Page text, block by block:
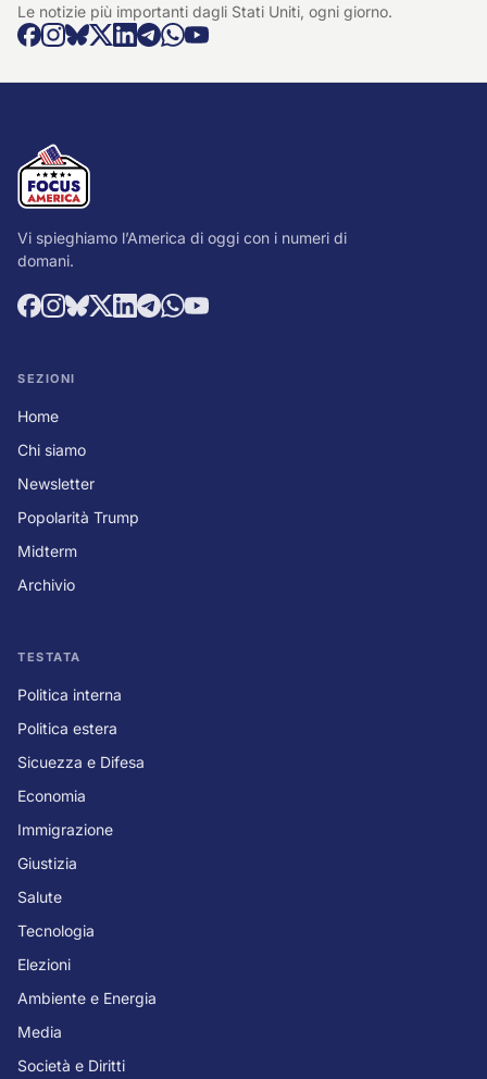
Le notizie più importanti dagli Stati Uniti, ogni giorno.
Vi spieghiamo l’America di oggi con i numeri di
domani.
SEZIONI
Home
Chi siamo
Newsletter
Popolarità Trump
Midterm
Archivio
TESTATA
Politica interna
Politica estera
Sicuezza e Difesa
Economia
Immigrazione
Giustizia
Salute
Tecnologia
Elezioni
Ambiente e Energia
Media
Società e Diritti